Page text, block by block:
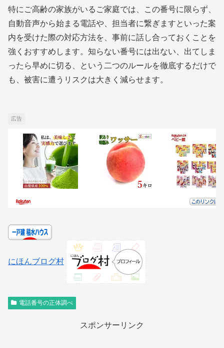
特にご高齢の家族がいるご家庭では、この番号に限らず、
自動音声から始まる電話や、担当者に繋ぎますといった案
内を受けた際の対応方法を、事前に話し合っておくことを
強くおすすめします。知らない番号には出ない、出てしま
ったら早めに切る、という二つのルールを徹底するだけで
も、被害に遭うリスクは大きく減らせます。
広告
にほんブログ村
電話番号の正体調べ
スポンサーリンク